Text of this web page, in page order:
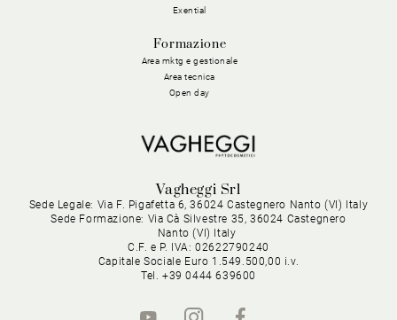
Exential
Formazione
Area mktg e gestionale
Area tecnica
Open day
Vagheggi Srl
Sede Legale: Via F. Pigafetta 6, 36024 Castegnero Nanto (VI) Italy
Sede Formazione: Via Cà Silvestre 35, 36024 Castegnero
Nanto (VI) Italy
C.F. e P. IVA: 02622790240
Capitale Sociale Euro 1.549.500,00 i.v.
Tel. +39 0444 639600